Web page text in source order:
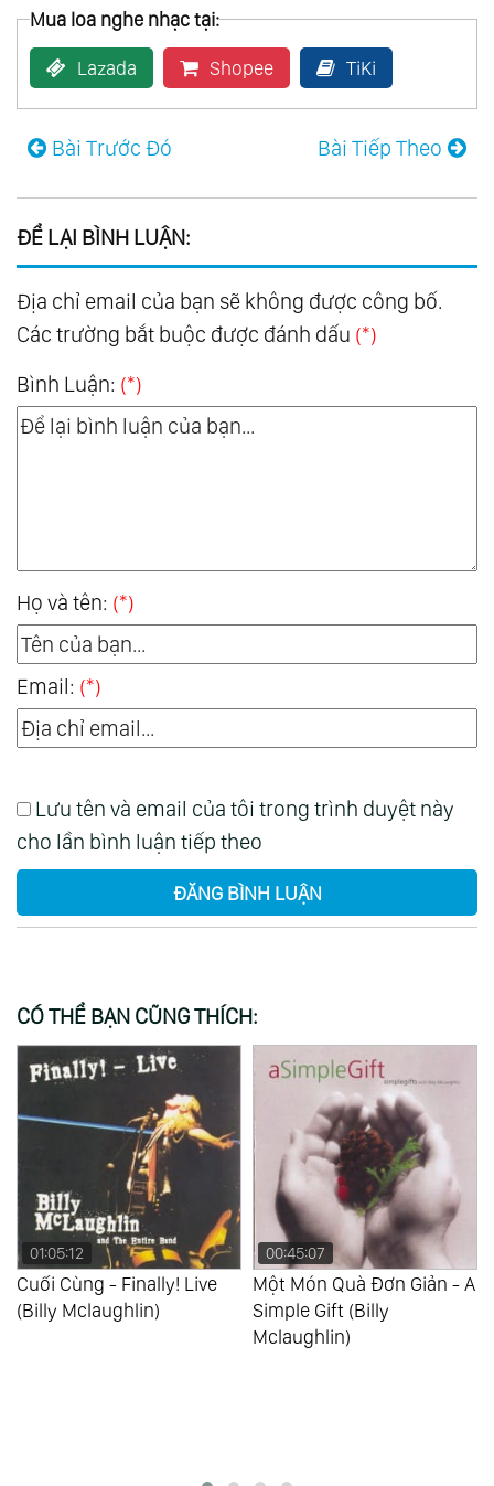
Mua loa nghe nhạc tại:
Lazada Shopee TiKi
Bài Trước Đó Bài Tiếp Theo
ĐỂ LẠI BÌNH LUẬN:
Địa chỉ email của bạn sẽ không được công bố.
Các trường bắt buộc được đánh dấu (*)
Bình Luận: (*)
Họ và tên: (*)
Email: (*)
Lưu tên và email của tôi trong trình duyệt này
cho lần bình luận tiếp theo
ĐĂNG BÌNH LUẬN
CÓ THỂ BẠN CŨNG THÍCH:
01:05:12
Cuối Cùng - Finally! Live
(Billy Mclaughlin)
00:45:07
Một Món Quà Đơn Giản - A
Simple Gift (Billy
Mclaughlin)